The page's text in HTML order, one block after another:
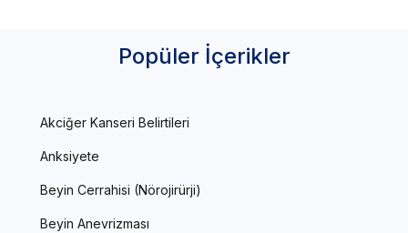
Popüler İçerikler
Akciğer Kanseri Belirtileri
Anksiyete
Beyin Cerrahisi (Nörojirürji)
Beyin Anevrizması